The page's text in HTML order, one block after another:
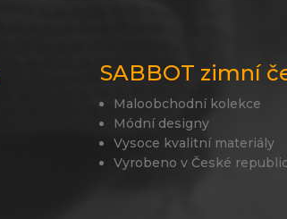
SABBOT zimní
Maloobchodní kolekce
Módní designy
Vysoce kvalitní materiály
Vyrobeno v České